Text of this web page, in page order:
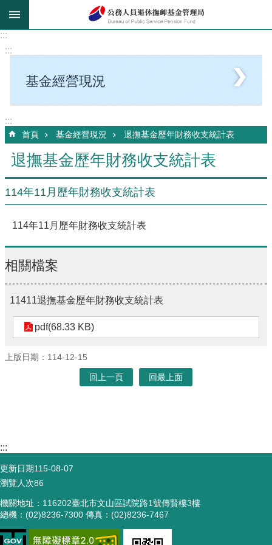
跳到主要內容區塊
:::
:::
基金經營現況
:::
首頁 基金經營現況 退撫基金歷年財務收支統計表
退撫基金歷年財務收支統計表
114年11月歷年財務收支統計表
114年11月歷年財務收支統計表
相關檔案
11411退撫基金歷年財務收支統計表
pdf(68.33 KB)
上版日期：114-12-15
回上一頁 回最上面
:::
更新日期115-08-07
瀏覽人次86
機關地址：116202臺北市文山區試院路1號傳賢樓3樓
總機：(02)8236-7300 傳真：(02)8236-7467